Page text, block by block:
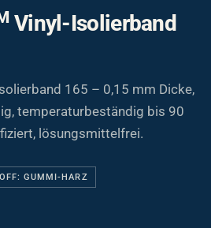
Vinyl-Isolierband
165 – 0,15 mm Dicke,
temperaturbeständig bis 90
lösungsmittelfrei.
GUMMI-HARZ